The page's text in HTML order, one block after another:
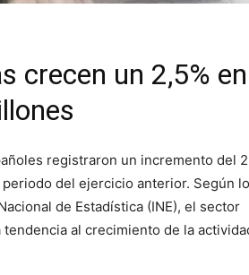
crecen un 2,5% en
registraron un incremento del
del ejercicio anterior. Según
de Estadística (INE), el sector
al crecimiento de la